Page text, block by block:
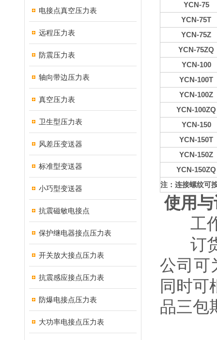
电接点真空压力表
远程压力表
防震压力表
轴向带边压力表
真空压力表
卫生型压力表
风差压变送器
标准型变送器
小巧型变送器
抗震磁敏电接点
保护继电器接点压力表
开关放大接点压力表
抗震感应接点压力表
防爆电接点压力表
大功率电接点压力表
YCN-75
YCN-75T
YCN-75Z
YCN-75ZQ
YCN-100
YCN-100T
YCN-100Z
YCN-100ZQ
YCN-150
YCN-150T
YCN-150Z
YCN-150ZQ
注：连接螺纹可
使用
工作
订货
公司可
同时可
品三包